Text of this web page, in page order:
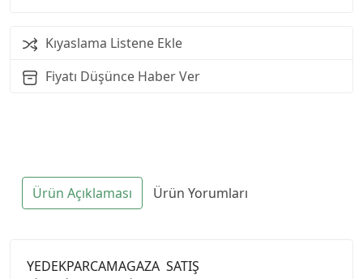
Kıyaslama Listene Ekle
Fiyatı Düşünce Haber Ver
Ürün Açıklaması Ürün Yorumları
YEDEKPARCAMAGAZA SATIŞ